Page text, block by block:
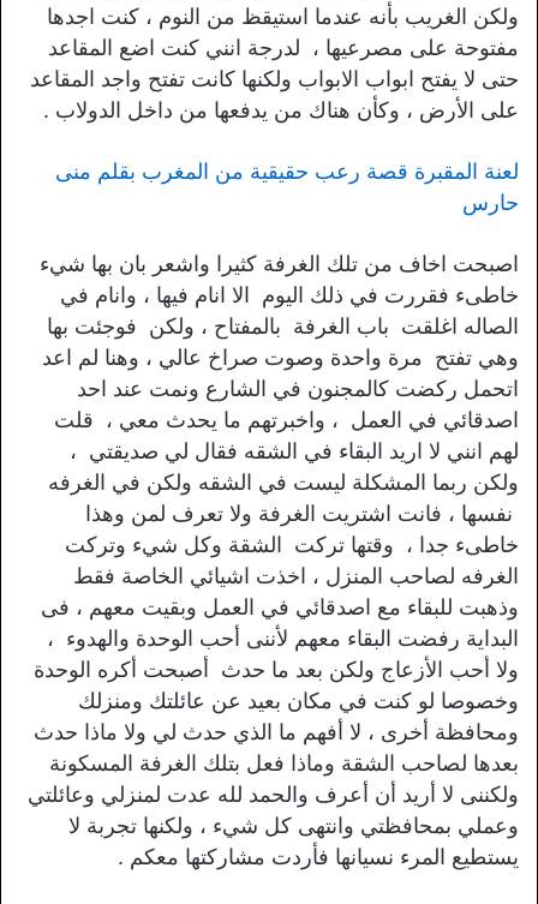
ولكن الغريب بأنه عندما استيقظ من النوم ، كنت اجدها
مفتوحة على مصرعيها ، لدرجة انني كنت اضع المقاعد
حتى لا يفتح ابواب الابواب ولكنها كانت تفتح واجد المقاعد
على الأرض ، وكأن هناك من يدفعها من داخل الدولاب .
لعنة المقبرة قصة رعب حقيقية من المغرب بقلم منى
حارس
اصبحت اخاف من تلك الغرفة كثيرا واشعر بان بها شيء
خاطىء فقررت في ذلك اليوم الا انام فيها ، وانام في
الصاله اغلقت باب الغرفة بالمفتاح ، ولكن فوجئت بها
وهي تفتح مرة واحدة وصوت صراخ عالي ، وهنا لم اعد
اتحمل ركضت كالمجنون في الشارع ونمت عند احد
اصدقائي في العمل ، واخبرتهم ما يحدث معي ، قلت
لهم انني لا اريد البقاء في الشقه فقال لي صديقتي ،
ولكن ربما المشكلة ليست في الشقه ولكن في الغرفه
نفسها ، فانت اشتريت الغرفة ولا تعرف لمن وهذا
خاطىء جدا ، وقتها تركت الشقة وكل شيء وتركت
الغرفه لصاحب المنزل ، اخذت اشيائي الخاصة فقط
وذهبت للبقاء مع اصدقائي في العمل وبقيت معهم ، فى
البداية رفضت البقاء معهم لأننى أحب الوحدة والهدوء ،
ولا أحب الأزعاج ولكن بعد ما حدث أصبحت أكره الوحدة
وخصوصا لو كنت في مكان بعيد عن عائلتك ومنزلك
ومحافظة أخرى ، لا أفهم ما الذي حدث لي ولا ماذا حدث
بعدها لصاحب الشقة وماذا فعل بتلك الغرفة المسكونة
ولكننى لا أريد أن أعرف والحمد لله عدت لمنزلي وعائلتي
وعملي بمحافظتي وانتهى كل شيء ، ولكنها تجربة لا
يستطيع المرء نسيانها فأردت مشاركتها معكم .